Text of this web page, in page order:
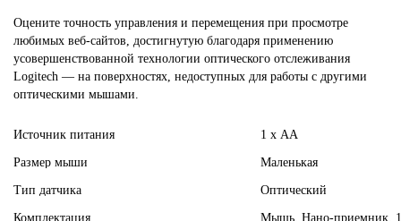
Оцените точность управления и перемещения при просмотре
любимых веб-сайтов, достигнутую благодаря применению
усовершенствованной технологии оптического отслеживания
Logitech — на поверхностях, недоступных для работы с другими
оптическими мышами.
Источник питания 1 х AA
Размер мыши Маленькая
Тип датчика Оптический
Комплектация
Мышь, Нано-приемник, 1